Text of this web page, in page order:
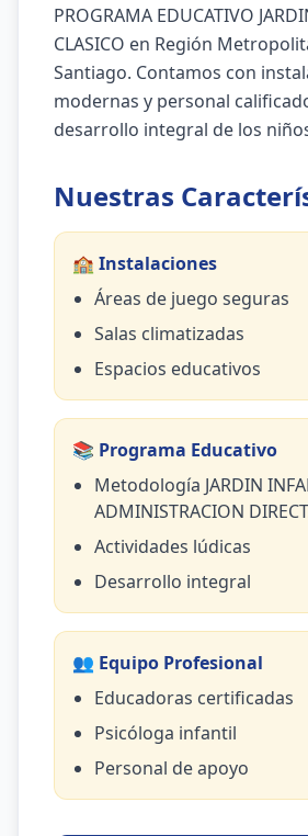
PROGRAMA EDUCATIVO
CLASICO en Región
Santiago. Contamos con
modernas y personal
desarrollo integral de los
Nuestras
🏫 Instalaciones
Áreas de juego seguras
Salas climatizadas
Espacios educativos
📚 Programa Educativo
Metodología JARDIN
ADMINISTRACION
Actividades lúdicas
Desarrollo integral
👥 Equipo Profesional
Educadoras certificadas
Psicóloga infantil
Personal de apoyo